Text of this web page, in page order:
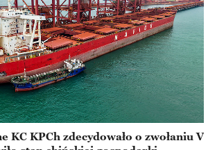
KC KPCh zdecydowało o zwołaniu V